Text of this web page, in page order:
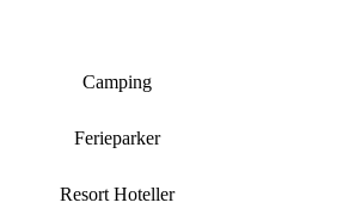
Camping
Ferieparker
Resort Hoteller